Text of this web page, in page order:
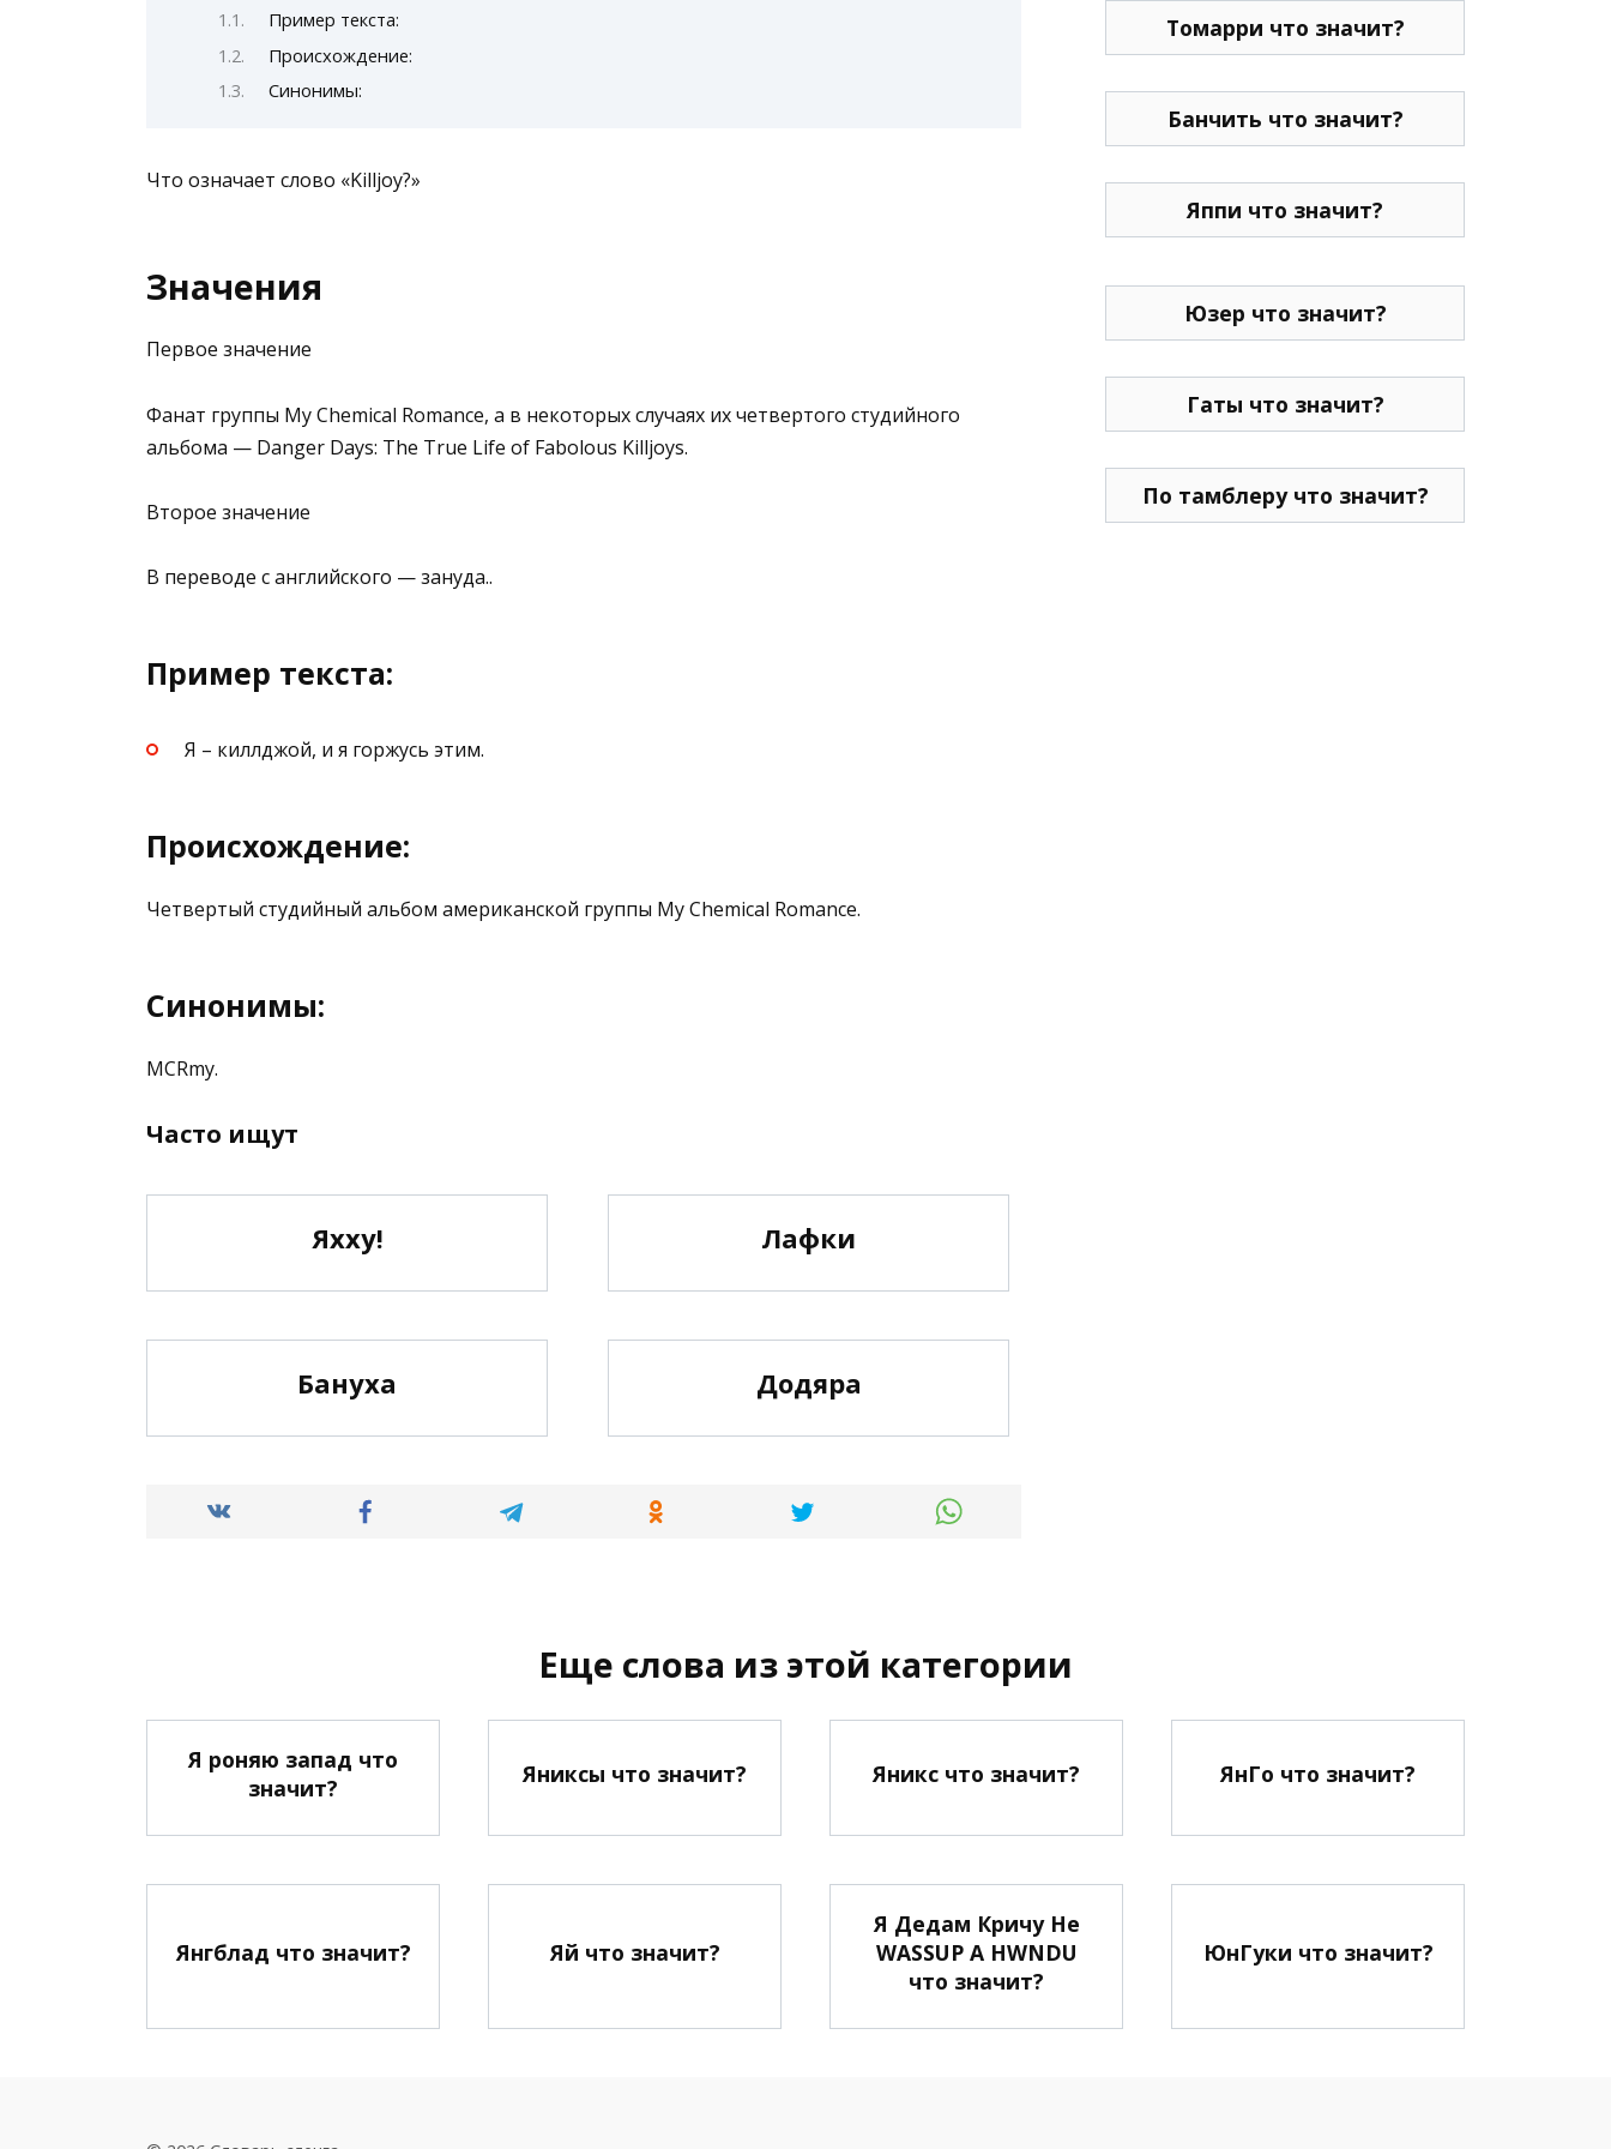
Пример текста:
Происхождение:
Синонимы:
Что означает слово «Killjoy?»
Значения
Первое значение
Фанат группы My Chemical Romance, а в некоторых случаях их четвертого студийного
альбома — Danger Days: The True Life of Fabolous Killjoys.
Второе значение
В переводе с английского — зануда..
Пример текста:
Я – киллджой, и я горжусь этим.
Происхождение:
Четвертый студийный альбом американской группы My Chemical Romance.
Синонимы:
MCRmy.
Часто ищут
Яхху! Лафки
Бануха Додяра
Томарри что значит?
Банчить что значит?
Яппи что значит?
Юзер что значит?
Гаты что значит?
По тамблеру что значит?
Еще слова из этой категории
Я роняю запад что
значит?
Яниксы что значит? Яникс что значит? ЯнГо что значит?
Янгблад что значит? Яй что значит?
Я Дедам Кричу Не
WASSUP А HWNDU
что значит?
ЮнГуки что значит?